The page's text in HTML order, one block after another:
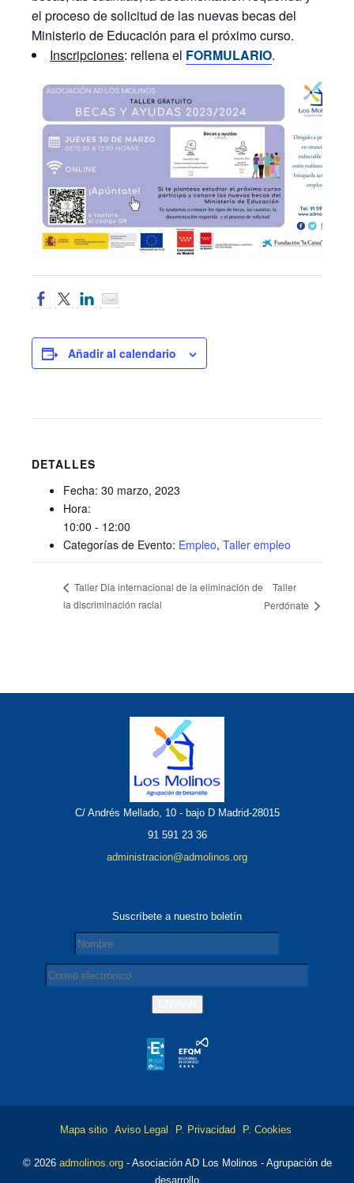
el proceso de solicitud de las nuevas becas del
Ministerio de Educación para el próximo curso.
Inscripciones: rellena el FORMULARIO.
Añadir al calendario
DETALLES
Fecha: 30 marzo, 2023
Hora:
10:00 - 12:00
Categorías de Evento: Empleo, Taller empleo
Taller Dia internacional de la eliminación de
la discriminación racial
Taller
Perdónate
C/ Andrés Mellado, 10 - bajo D Madrid-28015
91 591 23 36
administracion@admolinos.org
Suscríbete a nuestro boletín
Mapa sitio Aviso Legal P. Privacidad P. Cookies
© 2026 admolinos.org- Asociación AD Los Molinos - Agrupación de
desarrollo